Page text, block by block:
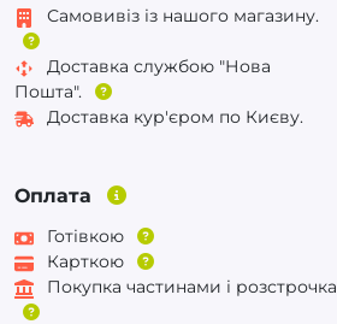
Самовивіз із нашого магазину.
Доставка службою "Нова
Пошта".
Доставка кур'єром по Києву.
Оплата
Готівкою
Карткою
Покупка частинами і розстрочка